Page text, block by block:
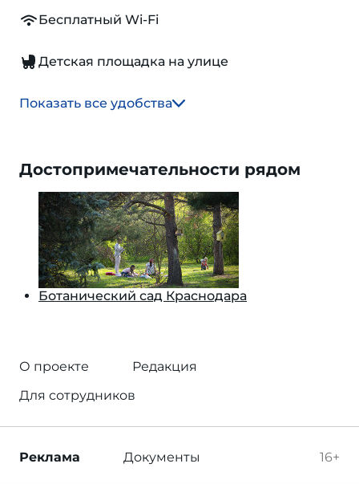
Бесплатный Wi-Fi
Детская площадка на улице
Показать все удобства
Достопримечательности рядом
Ботанический сад Краснодара
О проекте
Редакция
Для сотрудников
16+
Реклама Документы